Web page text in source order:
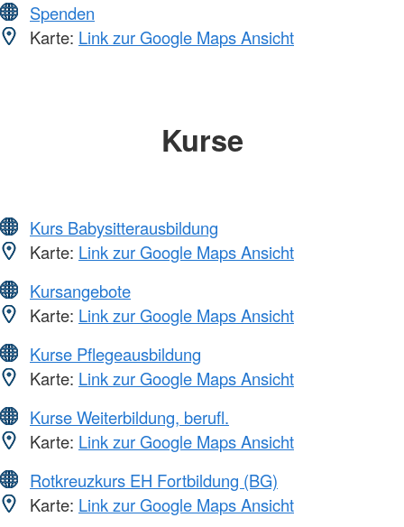
Spenden
Karte: Link zur Google Maps Ansicht
Kurse
Kurs Babysitterausbildung
Karte: Link zur Google Maps Ansicht
Kursangebote
Karte: Link zur Google Maps Ansicht
Kurse Pflegeausbildung
Karte: Link zur Google Maps Ansicht
Kurse Weiterbildung, berufl.
Karte: Link zur Google Maps Ansicht
Rotkreuzkurs EH Fortbildung (BG)
Karte: Link zur Google Maps Ansicht